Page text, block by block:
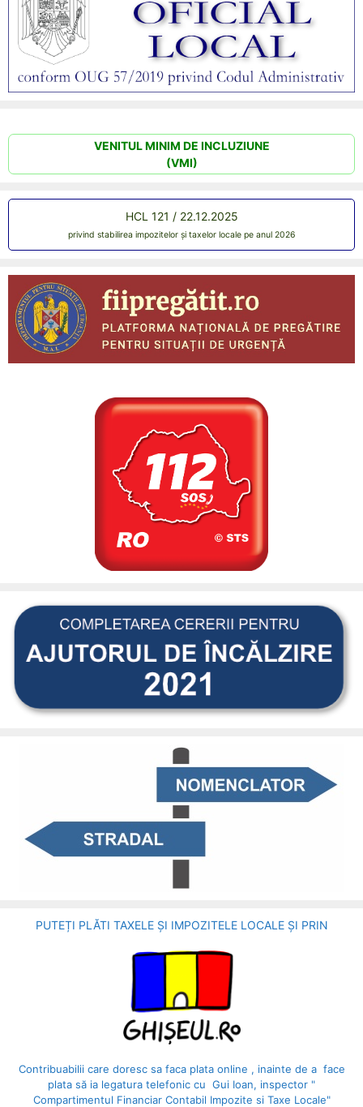
VENITUL MINIM DE INCLUZIUNE
(VMI)
HCL 121 / 22.12.2025
privind stabilirea impozitelor și taxelor locale pe anul 2026
PUTEȚI PLĂTI TAXELE ȘI IMPOZITELE LOCALE ȘI PRIN
Contribuabilii care doresc sa faca plata online , inainte de a face
plata să ia legatura telefonic cu Gui Ioan, inspector "
Compartimentul Financiar Contabil Impozite si Taxe Locale"